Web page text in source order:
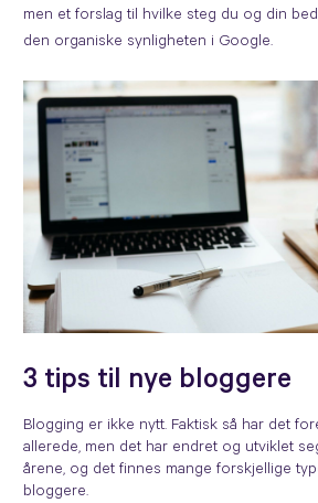
men et forslag til hvilke steg du og din
den organiske synligheten i Google.
3 tips til nye bloggere
Blogging er ikke nytt. Faktisk så har det
allerede, men det har endret og utviklet
årene, og det finnes mange forskjellige
bloggere.